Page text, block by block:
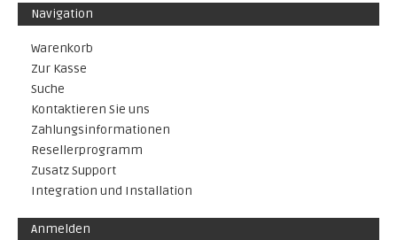
Navigation
Warenkorb
Zur Kasse
Suche
Kontaktieren Sie uns
Zahlungsinformationen
Resellerprogramm
Zusatz Support
Integration und Installation
Anmelden